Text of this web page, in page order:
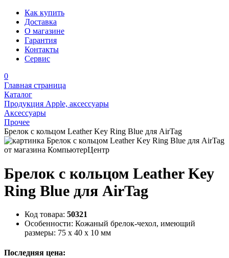
Как купить
Доставка
О магазине
Гарантия
Контакты
Сервис
0
Главная страница
Каталог
Продукция Apple, аксессуары
Аксессуары
Прочее
Брелок с кольцом Leather Key Ring Blue для AirTag
Брелок с кольцом Leather Key
Ring Blue для AirTag
Код товара: 50321
Особенности: Кожаный брелок-чехол, имеющий
размеры: 75 x 40 x 10 мм
Последняя цена: